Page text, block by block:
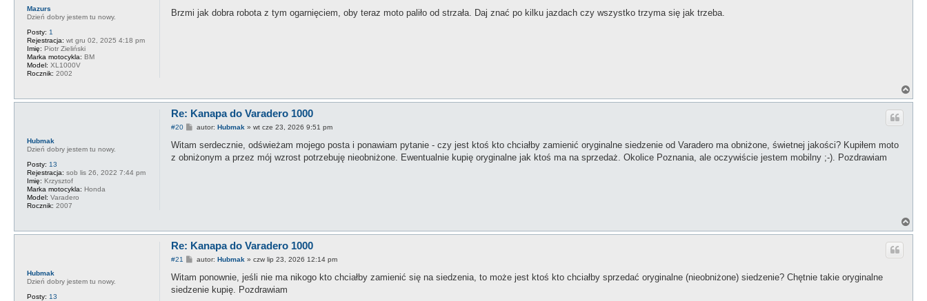
Mazurs
Dzień dobry jestem tu nowy.
Posty: 1
Rejestracja: wt gru 02, 2025 4:18 pm
Imię: Piotr Zieliński
Marka motocykla: BM
Model: XL1000V
Rocznik: 2002
s
Brzmi jak dobra robota z tym ogarnięciem, oby teraz moto paliło od strzała. Daj znać po kilku jazdach czy wszystko trzyma się jak trzeba.
a
Hubmak
Dzień dobry jestem tu nowy.
Posty: 13
Rejestracja: sob lis 26, 2022 7:44 pm
Imię: Krzysztof
Marka motocykla: Honda
Model: Varadero
Rocznik: 2007
Re: Kanapa do Varadero 1000
#20
P
s
autor: Hubmak » wt cze 23, 2026 9:51 pm
Witam serdecznie, odświeżam mojego posta i ponawiam pytanie - czy jest ktoś kto chciałby zamienić oryginalne siedzenie od Varadero ma obniżone, świetnej jakości? Kupiłem moto
z obniżonym a przez mój wzrost potrzebuję nieobniżone. Ewentualnie kupię oryginalne jak ktoś ma na sprzedaż. Okolice Poznania, ale oczywiście jestem mobilny ;-). Pozdrawiam
a
Hubmak
Dzień dobry jestem tu nowy.
Posty: 13
Re: Kanapa do Varadero 1000
#21
P
s
autor: Hubmak » czw lip 23, 2026 12:14 pm
Witam ponownie, jeśli nie ma nikogo kto chciałby zamienić się na siedzenia, to może jest ktoś kto chciałby sprzedać oryginalne (nieobniżone) siedzenie? Chętnie takie oryginalne
siedzenie kupię. Pozdrawiam